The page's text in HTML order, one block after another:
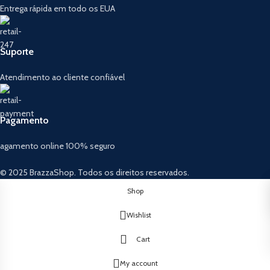
Entrega rápida em todo os EUA
Suporte
Atendimento ao cliente confiável
Pagamento
agamento online 100% seguro
© 2025 BrazzaShop. Todos os direitos reservados.
Shop
Wishlist
Cart
My account